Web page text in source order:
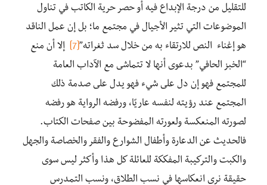
للتقليل من درجة الإبداع فيه أو حصر حرية الكاتب في تناول
الموضوعات التي تثير الأجيال في مجتمع ما؛ بل إن عمل الناقد
هو إغناء النص للارتقاء به من خلال سد ثغراته”[7]
إلا أن منع
“الخبز الحافي” بدعوى أنها لا تتماشى مع الآداب العامة
للمجتمع فهو إن دل على شيء فهو يدل على صدمة ذلك
المجتمع عند رؤيته لنفسه عاريًا، ورفضه الرواية هو رفضه
لصورته المنعكسة ولعورته المفضوحة بين صفحات الكتاب.
فالحديث عن الدعارة وأطفال الشوارع والفقر والخصاصة والجهل
والكبت والتركيبة المفككة للعائلة كل هذا وأكثر ليس سوى
حقيقة نرى انعكاسها في نسب الطلاق، ونسب التمدرس